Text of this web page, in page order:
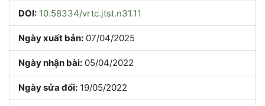
viết
DOI: 10.58334/vrtc.jtst.n31.11
Ngày xuất bản: 07/04/2025
Ngày nhận bài: 05/04/2022
Ngày sửa đổi: 19/05/2022